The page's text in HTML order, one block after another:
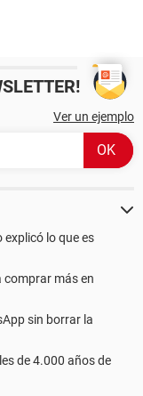
Ver un ejemplo
explicó lo que es
comprar más en
sin borrar la
de 4.000 años de